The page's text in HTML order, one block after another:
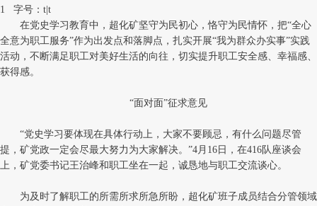
1
字号： t t
在党史学习教育中，超化矿坚守为民初心，恪守为民情怀，把“全心
全意为职工服务”作为出发点和落脚点，扎实开展“我为群众办实事”实践
活动，不断满足职工对美好生活的向往，切实提升职工安全感、幸福感、
获得感。
“面对面”征求意见
“党史学习要体现在具体行动上，大家不要顾忌，有什么问题尽管
提，矿党政一定会尽最大努力为大家解决。”4月16日，在416队座谈会
上，矿党委书记王治峰和职工坐在一起，诚恳地与职工交流谈心。
为及时了解职工的所需所求所急所盼，超化矿班子成员结合分管领域